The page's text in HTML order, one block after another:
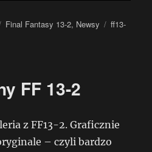
Kategorie
Final Fantasy 13-2, Newsy Tagi
ff13-
FF 13-2
z FF13-2. Graficznie
– czyli bardzo